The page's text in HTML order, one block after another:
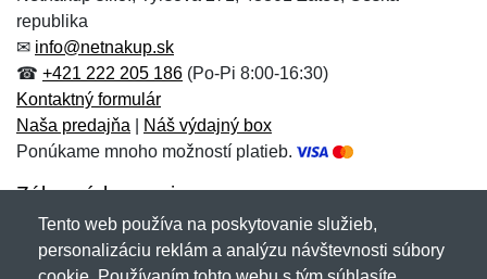
Meno:*
E-mail:
Správa*
E-mail:*
Správa*
republika
✉ info@netnakup.sk
☎ +421 222 205 186 (Po-Pi 8:00-16:30)
Kontaktný formulár
Naša predajňa
Náš výdajný box
Ponúkame mnoho možností platieb.
Zákaznícky servis
Novinky emailom
Tento web používa na poskytovanie služieb,
personalizáciu reklám a analýzu návštevnosti súbory